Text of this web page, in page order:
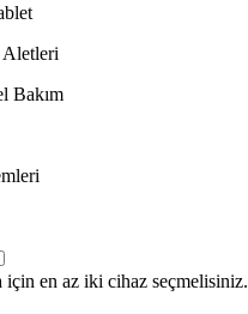
Bakım
için en az iki cihaz seçmelisiniz.